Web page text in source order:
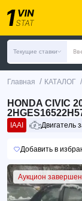
Текущие ставки
Главная / КАТАЛОГ /
HONDA CIVIC
IAAI Двигатель
Добавить в
Аукцион завершен